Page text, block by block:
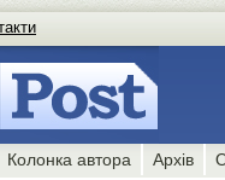
Колонка автора Архів